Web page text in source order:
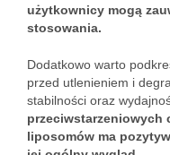
użytkownicy mogą
stosowania.
Dodatkowo warto
przed utlenieniem i
stabilności oraz
przeciwstarzeniowych
liposomów ma